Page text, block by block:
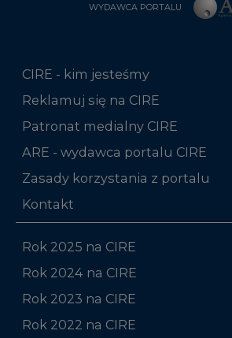
WYDAWCA PORTALU
CIRE - kim jesteśmy
Reklamuj się na CIRE
Patronat medialny CIRE
ARE - wydawca portalu CIRE
Zasady korzystania z portalu
Kontakt
Rok 2025 na CIRE
Rok 2024 na CIRE
Rok 2023 na CIRE
Rok 2022 na CIRE